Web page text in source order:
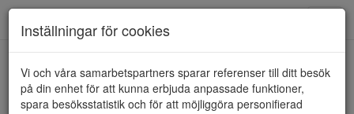
HEM VERO MODA
Inställningar för cookies
Vi och våra samarbetspartners sparar referenser till ditt besök
på din enhet för att kunna erbjuda anpassade funktioner,
spara besöksstatistik och för att möjliggöra personifierad